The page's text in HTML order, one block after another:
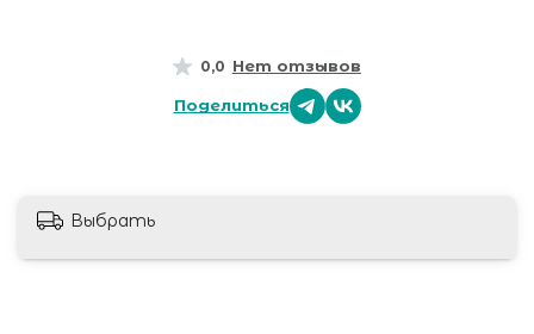
0,0 Нет отзывов
Поделиться
Выбрать